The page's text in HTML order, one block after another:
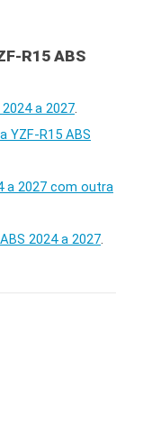
R15 ABS
a 2027.
YZF-R15 ABS
a 2027 com outra
2024 a 2027.